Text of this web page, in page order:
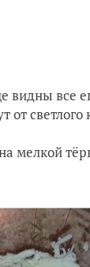
видны все
от светлого
мелкой